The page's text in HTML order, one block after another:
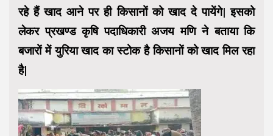
रहे हैं खाद आने पर ही किसानों को खाद दे पायेंगे| इसको
लेकर प्रखण्ड कृषि पदाधिकारी अजय मणि ने बताया कि
बजारों में युरिया खाद का स्टोक है किसानों को खाद मिल रहा
है|